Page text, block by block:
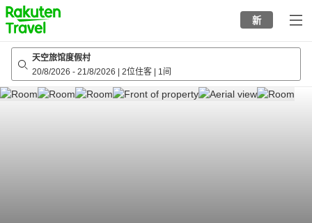
to
top
page
新
天空旅馆度假村
20/8/2026 - 21/8/2026 2位住客 1间